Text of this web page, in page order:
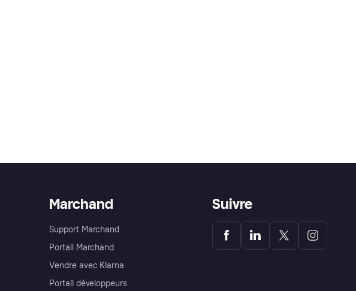
Marchand
Support Marchand
Portail Marchand
Vendre avec Klarna
Portail développeurs
Suivre